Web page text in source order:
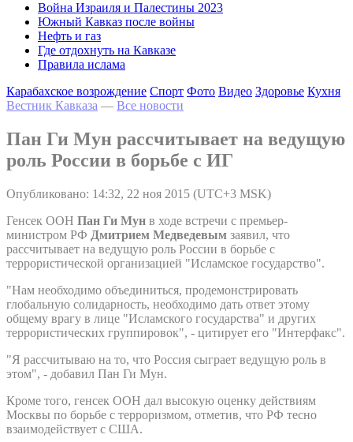
Война Израиля и Палестины 2023
Южный Кавказ после войны
Нефть и газ
Где отдохнуть на Кавказе
Правила ислама
Карабахское возрождение Спорт Фото Видео Здоровье Кухня
Вестник Кавказа — Все новости
Пан Ги Мун рассчитывает на ведущую
роль России в борьбе с ИГ
Опубликовано: 14:32, 22 ноя 2015 (UTC+3 MSK)
Генсек ООН Пан Ги Мун в ходе встречи с премьер-
министром РФ Дмитрием Медведевым заявил, что
рассчитывает на ведущую роль России в борьбе с
террористической организацией "Исламское государство".
"Нам необходимо объединиться, продемонстрировать
глобальную солидарность, необходимо дать ответ этому
общему врагу в лице "Исламского государства" и других
террористических группировок", - цитирует его "Интерфакс".
"Я рассчитываю на то, что Россия сыграет ведущую роль в
этом", - добавил Пан Ги Мун.
Кроме того, генсек ООН дал высокую оценку действиям
Москвы по борьбе с терроризмом, отметив, что РФ тесно
взаимодействует с США.